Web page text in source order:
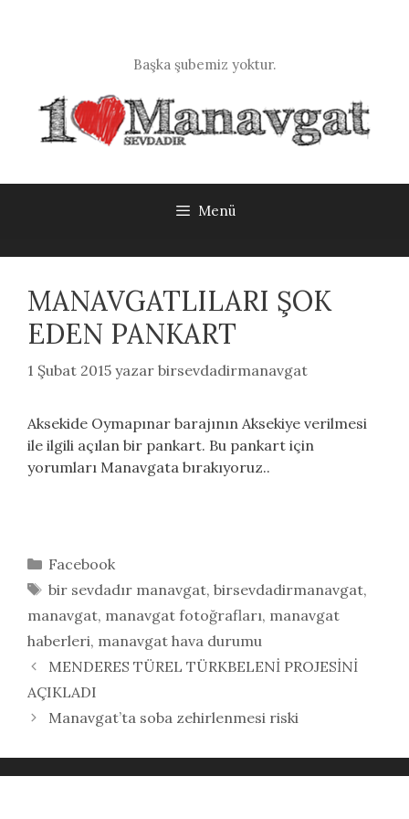
Başka şubemiz yoktur.
Menü
MANAVGATLILARI ŞOK
EDEN PANKART
1 Şubat 2015 yazar birsevdadirmanavgat
Aksekide Oymapınar barajının Aksekiye verilmesi
ile ilgili açılan bir pankart. Bu pankart için
yorumları Manavgata bırakıyoruz..
Kategoriler
Facebook
Etiketler
bir sevdadır manavgat, birsevdadirmanavgat,
manavgat, manavgat fotoğrafları, manavgat
haberleri, manavgat hava durumu
MENDERES TÜREL TÜRKBELENİ PROJESİNİ
AÇIKLADI
Manavgat’ta soba zehirlenmesi riski